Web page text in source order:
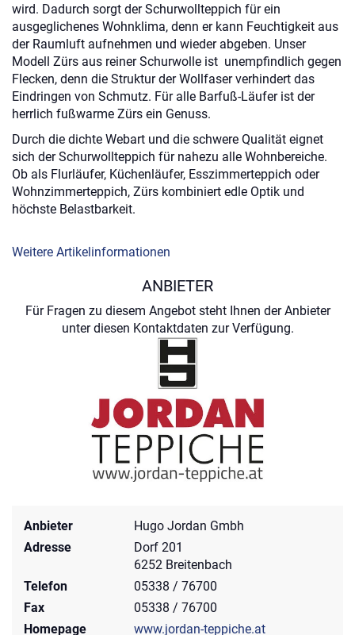
wird. Dadurch sorgt der Schurwollteppich für ein
ausgeglichenes Wohnklima, denn er kann Feuchtigkeit aus
der Raumluft aufnehmen und wieder abgeben. Unser
Modell Zürs aus reiner Schurwolle ist unempfindlich gegen
Flecken, denn die Struktur der Wollfaser verhindert das
Eindringen von Schmutz. Für alle Barfuß-Läufer ist der
herrlich fußwarme Zürs ein Genuss.
Durch die dichte Webart und die schwere Qualität eignet
sich der Schurwollteppich für nahezu alle Wohnbereiche.
Ob als Flurläufer, Küchenläufer, Esszimmerteppich oder
Wohnzimmerteppich, Zürs kombiniert edle Optik und
höchste Belastbarkeit.
Weitere Artikelinformationen
ANBIETER
Für Fragen zu diesem Angebot steht Ihnen der Anbieter
unter diesen Kontaktdaten zur Verfügung.
Anbieter
Hugo Jordan Gmbh
Adresse
Dorf 201
6252 Breitenbach
Telefon
05338 / 76700
Fax
05338 / 76700
Homepage
www.jordan-teppiche.at